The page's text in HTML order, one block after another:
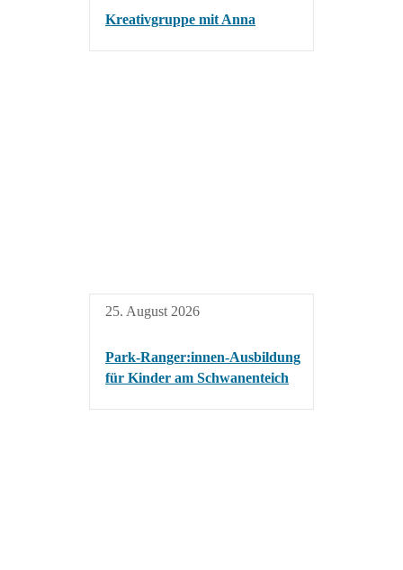
Kreativgruppe mit Anna
25. August 2026
Park-Ranger:innen-Ausbildung
für Kinder am Schwanenteich